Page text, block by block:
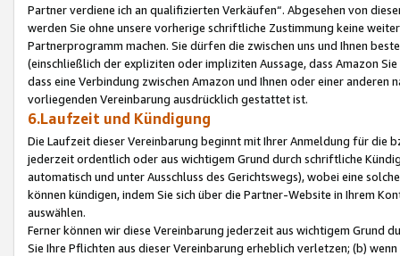
Partner verdiene ich an qualifizierten Verkäufen“. Abgesehen von
werden Sie ohne unsere vorherige schriftliche Zustimmung keine
Partnerprogramm machen. Sie dürfen die zwischen uns und Ihnen
(einschließlich der expliziten oder impliziten Aussage, dass Amazon
dass eine Verbindung zwischen Amazon und Ihnen oder einer
vorliegenden Vereinbarung ausdrücklich gestattet ist.
6.Laufzeit und Kündigung
Die Laufzeit dieser Vereinbarung beginnt mit Ihrer Anmeldung für die
jederzeit ordentlich oder aus wichtigem Grund durch schriftliche
automatisch und unter Ausschluss des Gerichtswegs), wobei eine
können kündigen, indem Sie sich über die Partner-Website in Ihrem
auswählen.
Ferner können wir diese Vereinbarung jederzeit aus wichtigem Grund
Sie Ihre Pflichten aus dieser Vereinbarung erheblich verletzen; (b)